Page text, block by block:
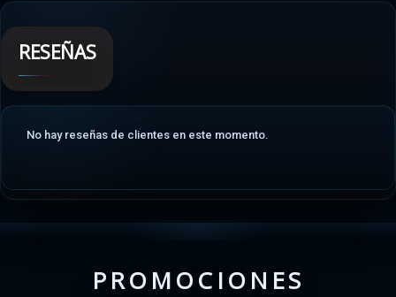
RESEÑAS
No hay reseñas de clientes en este momento.
PROMOCIONES